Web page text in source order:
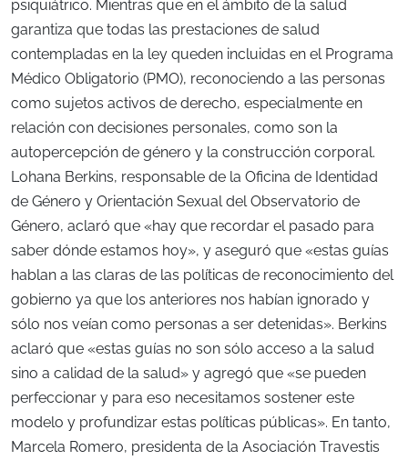
psiquiátrico. Mientras que en el ámbito de la salud
garantiza que todas las prestaciones de salud
contempladas en la ley queden incluidas en el Programa
Médico Obligatorio (PMO), reconociendo a las personas
como sujetos activos de derecho, especialmente en
relación con decisiones personales, como son la
autopercepción de género y la construcción corporal.
Lohana Berkins, responsable de la Oficina de Identidad
de Género y Orientación Sexual del Observatorio de
Género, aclaró que «hay que recordar el pasado para
saber dónde estamos hoy», y aseguró que «estas guías
hablan a las claras de las políticas de reconocimiento del
gobierno ya que los anteriores nos habían ignorado y
sólo nos veían como personas a ser detenidas». Berkins
aclaró que «estas guías no son sólo acceso a la salud
sino a calidad de la salud» y agregó que «se pueden
perfeccionar y para eso necesitamos sostener este
modelo y profundizar estas políticas públicas». En tanto,
Marcela Romero, presidenta de la Asociación Travestis